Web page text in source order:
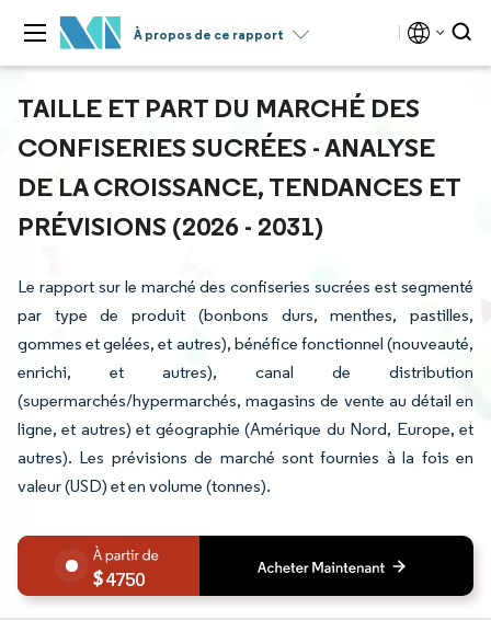
À propos de ce rapport
TAILLE ET PART DU MARCHÉ DES
CONFISERIES SUCRÉES - ANALYSE
DE LA CROISSANCE, TENDANCES ET
PRÉVISIONS (2026 - 2031)
Le rapport sur le marché des confiseries sucrées est segmenté
par type de produit (bonbons durs, menthes, pastilles,
gommes et gelées, et autres), bénéfice fonctionnel (nouveauté,
enrichi, et autres), canal de distribution
(supermarchés/hypermarchés, magasins de vente au détail en
ligne, et autres) et géographie (Amérique du Nord, Europe, et
autres). Les prévisions de marché sont fournies à la fois en
valeur (USD) et en volume (tonnes).
4750